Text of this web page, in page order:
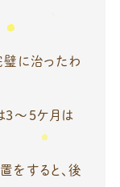
璧に治ったわ
3～5ケ月は
をすると、後